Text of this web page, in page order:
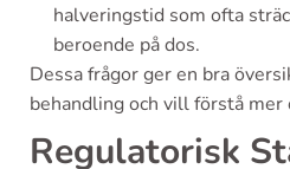
halveringstid som ofta
beroende på dos.
Dessa frågor ger en bra
behandling och vill förstå mer
Regulatorisk